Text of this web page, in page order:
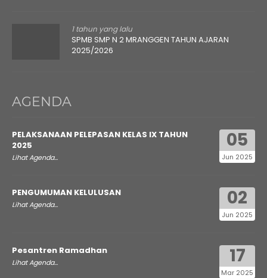
1 tahun yang lalu
SPMB SMP N 2 MRANGGEN TAHUN AJARAN
2025/2026
AGENDA
05
Jun 2025
PELAKSANAAN PELEPASAN KELAS IX TAHUN
2025
Lihat Agenda...
02
Jun 2025
PENGUMUMAN KELULUSAN
Lihat Agenda...
17
Mar 2025
Pesantren Ramadhan
Lihat Agenda...